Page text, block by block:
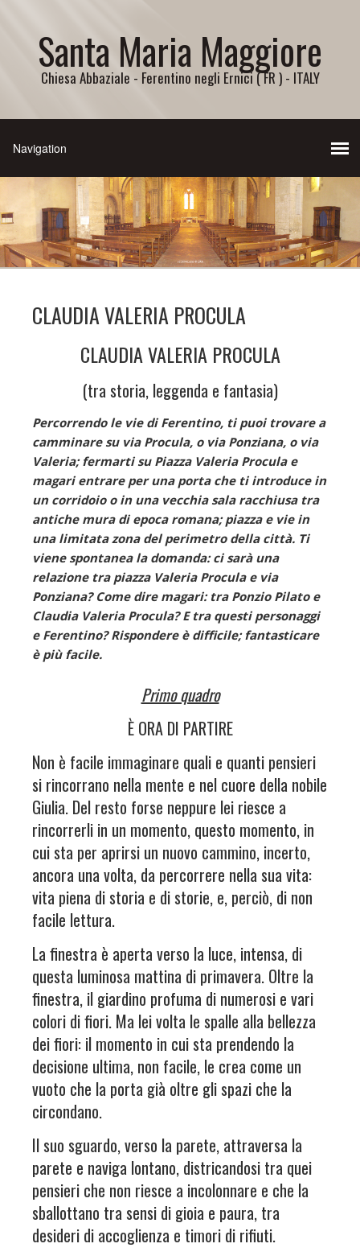
Santa Maria Maggiore
Chiesa Abbaziale - Ferentino negli Ernici ( FR ) - ITALY
CLAUDIA VALERIA PROCULA
CLAUDIA VALERIA PROCULA
(tra storia, leggenda e fantasia)
Percorrendo le vie di Ferentino, ti puoi trovare a
camminare su via Procula, o via Ponziana, o via
Valeria; fermarti su Piazza Valeria Procula e
magari entrare per una porta che ti introduce in
un corridoio o in una vecchia sala racchiusa tra
antiche mura di epoca romana; piazza e vie in
una limitata zona del perimetro della città. Ti
viene spontanea la domanda: ci sarà una
relazione tra piazza Valeria Procula e via
Ponziana? Come dire magari: tra Ponzio Pilato e
Claudia Valeria Procula? E tra questi personaggi
e Ferentino? Rispondere è difficile; fantasticare
è più facile.
Primo quadro
È ORA DI PARTIRE
Non è facile immaginare quali e quanti pensieri
si rincorrano nella mente e nel cuore della nobile
Giulia. Del resto forse neppure lei riesce a
rincorrerli in un momento, questo momento, in
cui sta per aprirsi un nuovo cammino, incerto,
ancora una volta, da percorrere nella sua vita:
vita piena di storia e di storie, e, perciò, di non
facile lettura.
La finestra è aperta verso la luce, intensa, di
questa luminosa mattina di primavera. Oltre la
finestra, il giardino profuma di numerosi e vari
colori di fiori. Ma lei volta le spalle alla bellezza
dei fiori: il momento in cui sta prendendo la
decisione ultima, non facile, le crea come un
vuoto che la porta già oltre gli spazi che la
circondano.
Il suo sguardo, verso la parete, attraversa la
parete e naviga lontano, districandosi tra quei
pensieri che non riesce a incolonnare e che la
sballottano tra sensi di gioia e paura, tra
desideri di accoglienza e timori di rifiuti.